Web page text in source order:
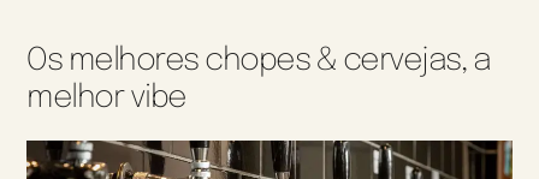
Os melhores chopes & cervejas, a
melhor vibe